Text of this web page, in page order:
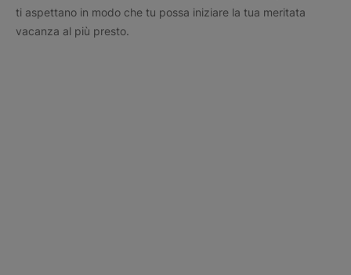
ti aspettano in modo che tu possa iniziare la tua meritata
vacanza al più presto.